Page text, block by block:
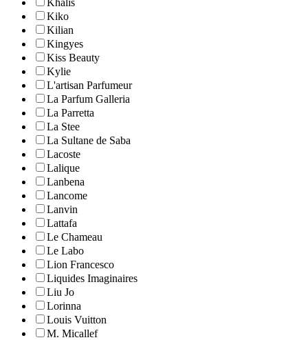
Khalis
Kiko
Kilian
Kingyes
Kiss Beauty
Kylie
L'artisan Parfumeur
La Parfum Galleria
La Parretta
La Stee
La Sultane de Saba
Lacoste
Lalique
Lanbena
Lancome
Lanvin
Lattafa
Le Chameau
Le Labo
Lion Francesco
Liquides Imaginaires
Liu Jo
Lorinna
Louis Vuitton
M. Micallef